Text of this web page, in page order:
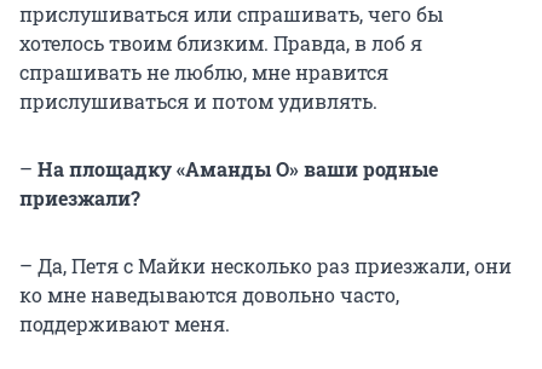
прислушиваться или спрашивать, чего бы
хотелось твоим близким. Правда, в лоб я
спрашивать не люблю, мне нравится
прислушиваться и потом удивлять.
– На площадку «Аманды О» ваши родные
приезжали?
– Да, Петя с Майки несколько раз приезжали, они
ко мне наведываются довольно часто,
поддерживают меня.